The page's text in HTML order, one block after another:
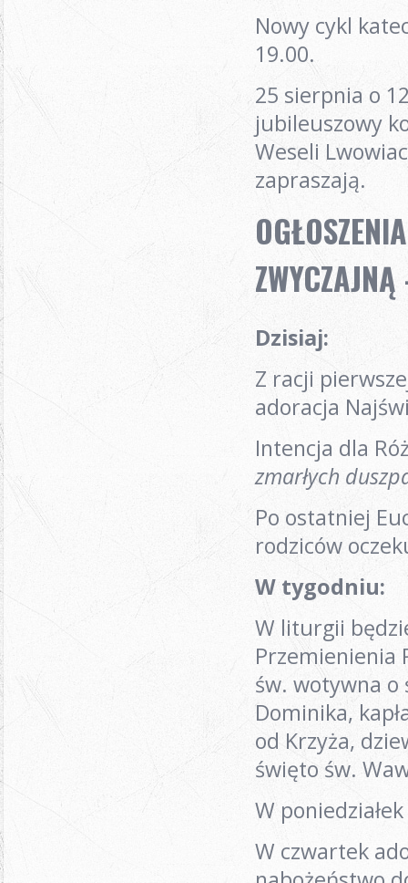
Nowy cykl
19.00.
25 sierpnia o
jubileuszowy
Weseli
zapraszają.
Dzisiaj:
Z racji
adoracja
Intencja dla
zmarłych
Po ostatniej
rodziców
W tygodniu:
W liturgii
Przemienienia
św. wotywna o
Dominika,
od Krzyża,
święto św.
W
W czwartek